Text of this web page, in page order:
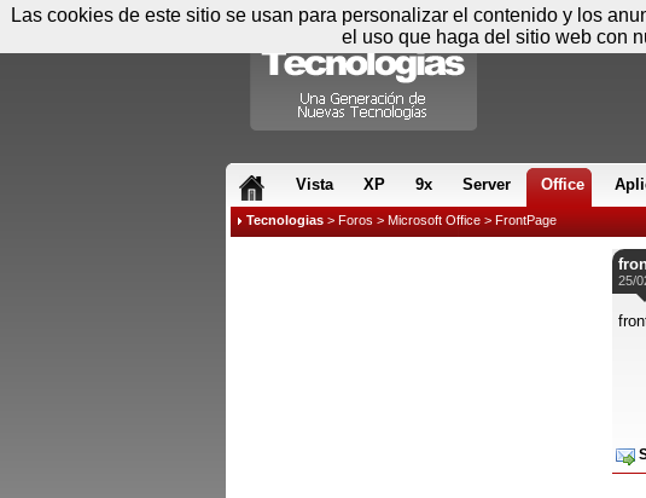
Vista XP 9x Server Office
Tecnologias > Foros > Microsoft Office > FrontPage
25/
Las cookies de este sitio se usan para personalizar el contenido y los
el uso que haga del sitio web con